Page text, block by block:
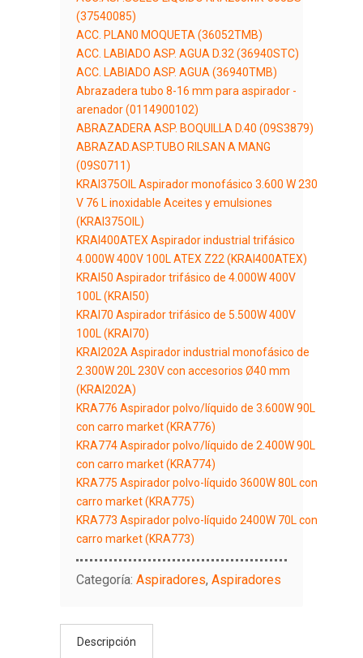
(37540085)
ACC. PLAN0 MOQUETA (36052TMB)
ACC. LABIADO ASP. AGUA D.32 (36940STC)
ACC. LABIADO ASP. AGUA (36940TMB)
Abrazadera tubo 8-16 mm para aspirador -
arenador (0114900102)
ABRAZADERA ASP. BOQUILLA D.40 (09S3879)
ABRAZAD.ASP.TUBO RILSAN A MANG
(09S0711)
KRAI375OIL Aspirador monofásico 3.600 W 230
V 76 L inoxidable Aceites y emulsiones
(KRAI375OIL)
KRAI400ATEX Aspirador industrial trifásico
4.000W 400V 100L ATEX Z22 (KRAI400ATEX)
KRAI50 Aspirador trifásico de 4.000W 400V
100L (KRAI50)
KRAI70 Aspirador trifásico de 5.500W 400V
100L (KRAI70)
KRAI202A Aspirador industrial monofásico de
2.300W 20L 230V con accesorios Ø40 mm
(KRAI202A)
KRA776 Aspirador polvo/líquido de 3.600W 90L
con carro market (KRA776)
KRA774 Aspirador polvo/líquido de 2.400W 90L
con carro market (KRA774)
KRA775 Aspirador polvo-líquido 3600W 80L con
carro market (KRA775)
KRA773 Aspirador polvo-líquido 2400W 70L con
carro market (KRA773)
Categoría: Aspiradores, Aspiradores
Descripción